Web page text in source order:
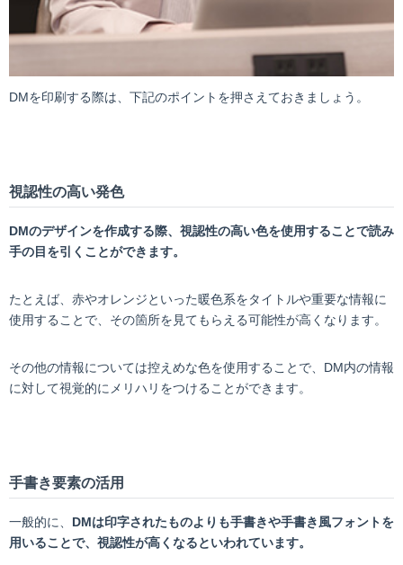
DMを印刷する際は、下記のポイントを押さえておきましょう。
視認性の高い発色
DMのデザインを作成する際、視認性の高い色を使用することで読み
手の目を引くことができます。
たとえば、赤やオレンジといった暖色系をタイトルや重要な情報に
使用することで、その箇所を見てもらえる可能性が高くなります。
その他の情報については控えめな色を使用することで、DM内の情報
に対して視覚的にメリハリをつけることができます。
手書き要素の活用
一般的に、 DMは印字されたものよりも手書きや手書き風フォントを
用いることで、視認性が高くなるといわれています。